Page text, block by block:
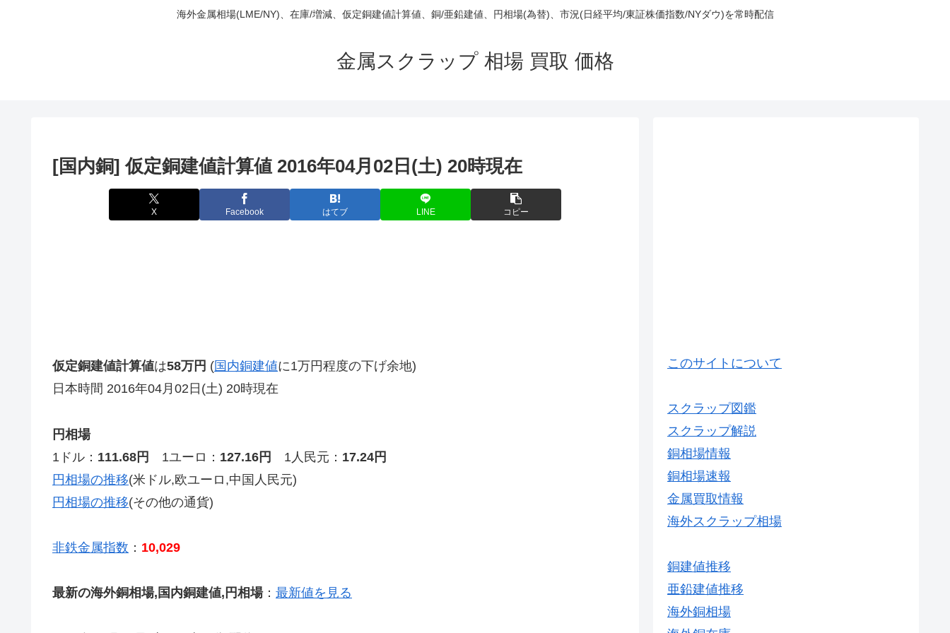
海外金属相場(LME/NY)、在庫/増減、仮定銅建値計算値、銅/亜鉛建値、円相場(為替)、市況(日経平均/東証株価指数/NYダウ)を常時配信
金属スクラップ 相場 買取 価格
[国内銅] 仮定銅建値計算値 2016年04月02日(土) 20時現在
X Facebook はてブ LINE コピー
仮定銅建値計算値は58万円 (国内銅建値に1万円程度の下げ余地)
日本時間 2016年04月02日(土) 20時現在
円相場
1ドル： 111.68円 1ユーロ： 127.16円 1人民元： 17.24円
円相場の推移(米ドル,欧ユーロ,中国人民元)
円相場の推移(その他の通貨)
非鉄金属指数 ： 10,029
最新の海外銅相場,国内銅建値,円相場： 最新値を見る
このサイトについて
スクラップ図鑑
スクラップ解説
銅相場情報
銅相場速報
金属買取情報
海外スクラップ相場
銅建値推移
亜鉛建値推移
海外銅相場